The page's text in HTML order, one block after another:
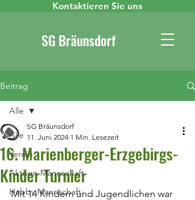
Kontaktieren Sie uns
SG Bräunsdorf
Beitrag
Alle
Verein
Aktiven Mannschaft
Hobby Mannschaft
Alle
16. Marienberger-Erzgebirgs-
Kinder Turnier
SG Bräunsdorf
11. Juni 2024 1 Min. Lesezeit
Mit 14 Kindern und Jugendlichen war